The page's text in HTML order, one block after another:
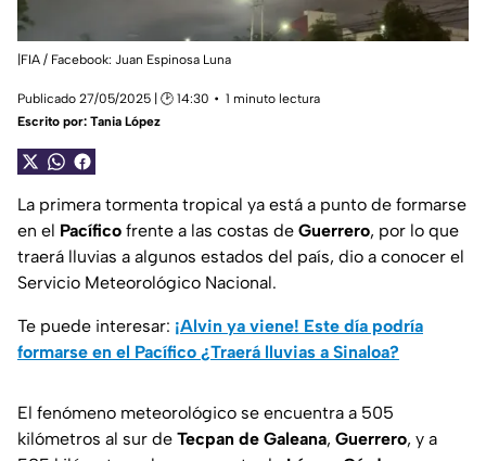
|FIA / Facebook: Juan Espinosa Luna
Publicado 27/05/2025 | 🕑 14:30
1 minuto lectura
Escrito por: Tania López
La primera tormenta tropical ya está a punto de formarse
en el Pacífico frente a las costas de Guerrero, por lo que
traerá lluvias a algunos estados del país, dio a conocer el
Servicio Meteorológico Nacional.
Te puede interesar: ¡Alvin ya viene! Este día podría
formarse en el Pacífico ¿Traerá lluvias a Sinaloa?
El fenómeno meteorológico se encuentra a 505
kilómetros al sur de Tecpan de Galeana, Guerrero, y a